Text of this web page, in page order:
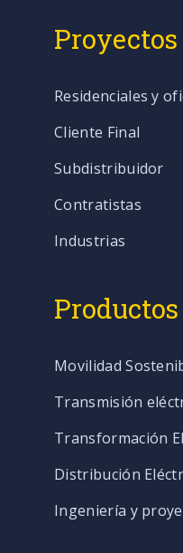
Proyectos
Residenciales y
Cliente Final
Subdistribuidor
Contratistas
Industrias
Productos
Movilidad
Transmisión
Transformación
Distribución
Ingeniería y